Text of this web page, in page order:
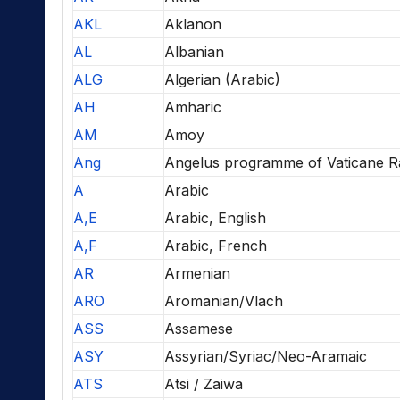
AKL
Aklanon
AL
Albanian
ALG
Algerian (Arabic)
AH
Amharic
AM
Amoy
Ang
Angelus programme of Vaticane
A
Arabic
A,E
Arabic, English
A,F
Arabic, French
AR
Armenian
ARO
Aromanian/Vlach
ASS
Assamese
ASY
Assyrian/Syriac/Neo-Aramaic
ATS
Atsi / Zaiwa